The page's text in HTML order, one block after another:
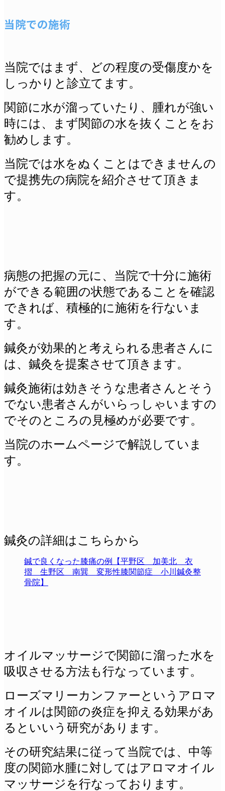
当院での施術
当院ではまず、どの程度の受傷度かを
しっかりと診立てます。
関節に水が溜っていたり、腫れが強い
時には、まず関節の水を抜くことをお
勧めします。
当院では水をぬくことはできませんの
で提携先の病院を紹介させて頂きま
す。
病態の把握の元に、当院で十分に施術
ができる範囲の状態であることを確認
できれば、積極的に施術を行ないま
す。
鍼灸が効果的と考えられる患者さんに
は、鍼灸を提案させて頂きます。
鍼灸施術は効きそうな患者さんとそう
でない患者さんがいらっしゃいますの
でそのところの見極めが必要です。
当院のホームページで解説していま
す。
鍼灸の詳細はこちらから
鍼で良くなった膝痛の例【平野区 加美北 衣
摺 生野区 南巽 変形性膝関節症 小川鍼灸整
骨院】
オイルマッサージで関節に溜った水を
吸収させる方法も行なっています。
ローズマリーカンファーというアロマ
オイルは関節の炎症を抑える効果があ
るといいう研究があります。
その研究結果に従って当院では、中等
度の関節水腫に対してはアロマオイル
マッサージを行なっております。